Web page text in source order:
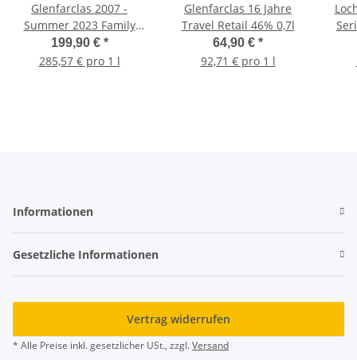
Glenfarclas 2007 -
Summer 2023 Family
Cask 60,1% 0,7l
199,90 € *
285,57 € pro 1 l
Glenfarclas 16 Jahre
Travel Retail 46% 0,7l
64,90 € *
92,71 € pro 1 l
Informationen
Gesetzliche Informationen
Vertrag widerrufen
* Alle Preise inkl. gesetzlicher USt., zzgl.Versand